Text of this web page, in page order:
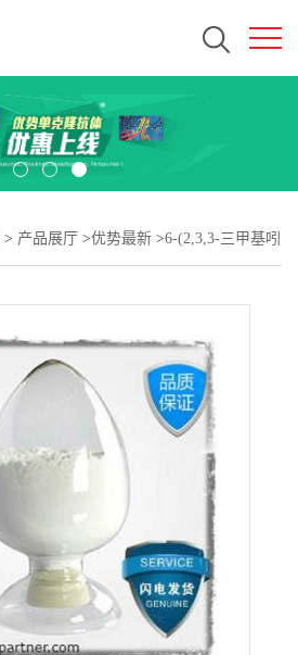
> 产品展厅 >优势最新 >6-(2,3,3-三甲基吲